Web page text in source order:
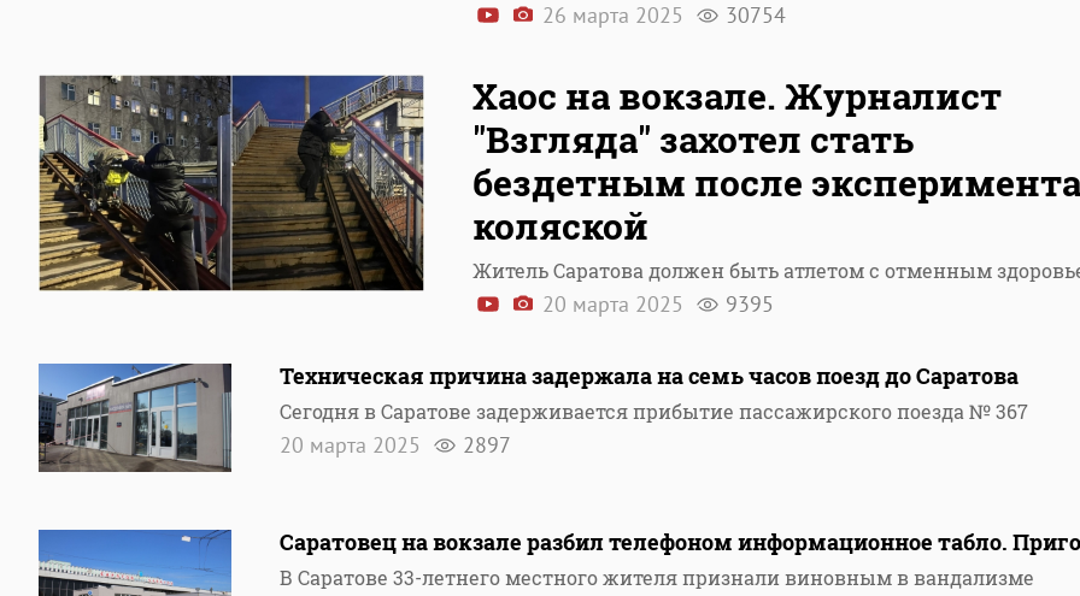
26 марта 2025
30754
Хаос на вокзале. Журналист
"Взгляда" захотел стать
бездетным после
коляской
Житель Саратова должен быть атлетом с отменным
20 марта 2025 9395
Техническая причина задержала на семь часов поезд до Саратова
Сегодня в Саратове задерживается прибытие пассажирского поезда № 367
20 марта 2025 2897
Саратовец на вокзале разбил телефоном информационное табло.
В Саратове 33-летнего местного жителя признали виновным в вандализме